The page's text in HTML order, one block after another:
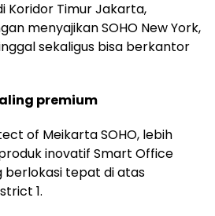
Koridor Timur Jakarta,
menyajikan SOHO New York,
sekaligus bisa berkantor
premium
of Meikarta SOHO, lebih
inovatif Smart Office
berlokasi tepat di atas
1.